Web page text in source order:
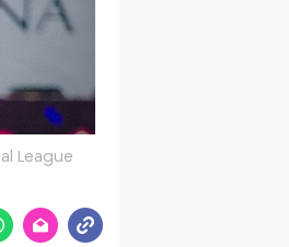
League